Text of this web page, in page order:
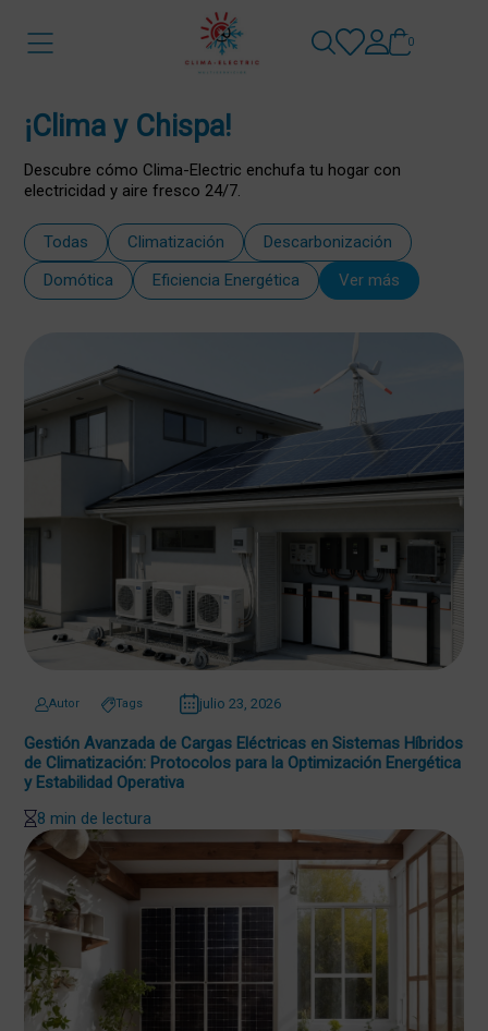
0
¡Clima y Chispa!
Descubre cómo Clima-Electric enchufa tu hogar con
electricidad y aire fresco 24/7.
Todas Climatización
Descarbonización
Domótica
Eficiencia Energética Ver más
Autor Tags julio 23, 2026
Gestión Avanzada de Cargas Eléctricas en Sistemas Híbridos
de Climatización: Protocolos para la Optimización Energética
y Estabilidad Operativa
8 min de lectura